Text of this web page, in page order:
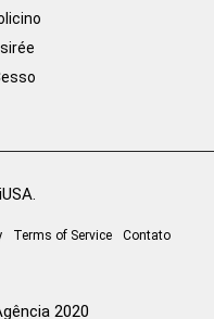
Terms of Service Contato
2020